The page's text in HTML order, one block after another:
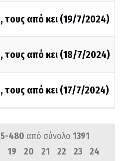
τους από κει (19/7/2024)
τους από κει (18/7/2024)
τους από κει (17/7/2024)
480 από σύνολο 1391
19 20 21 22 23
24